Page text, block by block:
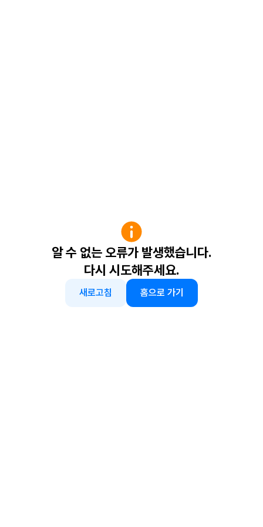
알 수 없는 오류가 발생했습니다.
다시 시도해주세요.
새로고침 홈으로 가기